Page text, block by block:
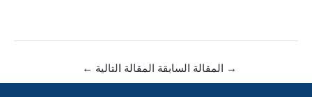
→ المقالة السابقة المقالة التالية ←